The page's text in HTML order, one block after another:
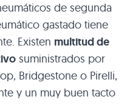
de segunda
gastado tiene
Existen multitud de
suministrados por
Bridgestone o Pirelli,
y un muy buen tacto